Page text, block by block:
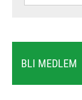
BLI MEDLEM